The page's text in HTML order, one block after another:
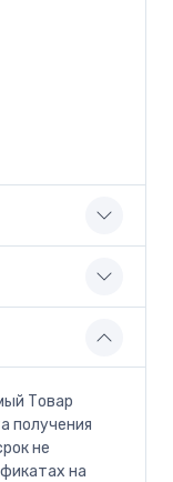
Товар
получения
не
на